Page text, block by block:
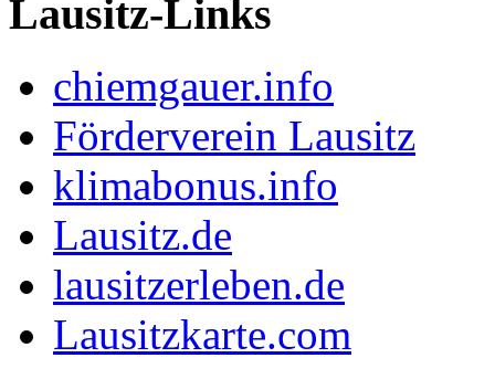
Lausitz-Links
chiemgauer.info
Förderverein Lausitz
klimabonus.info
Lausitz.de
lausitzerleben.de
Lausitzkarte.com